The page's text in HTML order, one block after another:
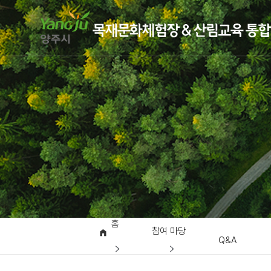
홈
참여 마당
Q&A